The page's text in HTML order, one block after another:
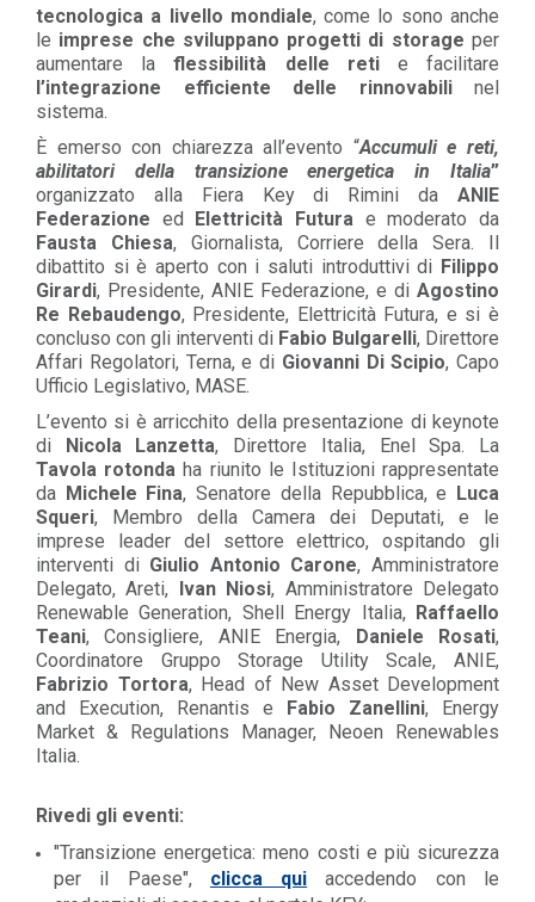
tecnologica a livello mondiale, come lo sono anche
le imprese che sviluppano progetti di storage per
aumentare laflessibilità delle retie facilitare
l’integrazione efficiente delle rinnovabilinel
sistema.
È emerso con chiarezza all’evento “Accumuli e reti,
abilitatori della transizione energetica in Italia”
organizzato alla Fiera Key di Rimini da ANIE
Federazione ed Elettricità Futura e moderato da
Fausta Chiesa, Giornalista, Corriere della Sera. Il
dibattito si è aperto con i saluti introduttivi di Filippo
Girardi, Presidente, ANIE Federazione, e di Agostino
Re Rebaudengo, Presidente, Elettricità Futura, e si è
concluso con gli interventi di Fabio Bulgarelli, Direttore
Affari Regolatori, Terna, e di Giovanni Di Scipio, Capo
Ufficio Legislativo, MASE.
L’evento si è arricchito della presentazione di keynote
di
Nicola Lanzetta, Direttore Italia, Enel Spa. La
Tavola rotonda ha riunito le Istituzioni rappresentate
da Michele Fina, Senatore della Repubblica, e
Luca
Squeri, Membro della Camera dei Deputati, e le
imprese leader del settore elettrico, ospitando gli
interventi di Giulio Antonio Carone, Amministratore
Delegato, Areti,
Ivan Niosi, Amministratore Delegato
Renewable Generation, Shell Energy Italia, Raffaello
Teani, Consigliere, ANIE Energia, Daniele Rosati,
Coordinatore Gruppo Storage Utility Scale, ANIE,
Fabrizio Tortora, Head of New Asset Development
and Execution, Renantis e
Fabio Zanellini, Energy
Market & Regulations Manager, Neoen Renewables
Italia.
Rivedi gli eventi:
"Transizione energetica: meno costi e più sicurezza
per il Paese",
clicca qui
accedendo con le